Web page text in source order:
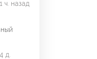
ч. назад
д.